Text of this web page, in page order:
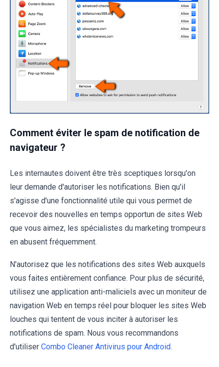
Comment éviter le spam de notification de
navigateur ?
Les internautes doivent être très sceptiques lorsqu'on
leur demande d'autoriser les notifications. Bien qu'il
s'agisse d'une fonctionnalité utile qui vous permet de
recevoir des nouvelles en temps opportun de sites Web
que vous aimez, les spécialistes du marketing trompeurs
en abusent fréquemment.
N'autorisez que les notifications des sites Web auxquels
vous faites entièrement confiance. Pour plus de sécurité,
utilisez une application anti-maliciels avec un moniteur de
navigation Web en temps réel pour bloquer les sites Web
louches qui tentent de vous inciter à autoriser les
notifications de spam. Nous vous recommandons
d'utiliser Combo Cleaner Antivirus pour Android.